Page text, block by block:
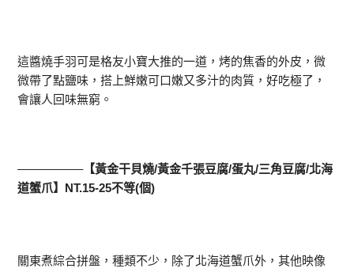
這醬燒手羽可是格友小寶大推的一道，烤的焦香的外皮，微
微帶了點鹽味，搭上鮮嫩可口嫩又多汁的肉質，好吃極了，
會讓人回味無窮。
—————–【黃金干貝燒/黃金千張豆腐/蛋丸/三角豆腐/北海
道蟹爪】NT.15-25不等(個)
關東煮綜合拼盤，種類不少，除了北海道蟹爪外，其他映像